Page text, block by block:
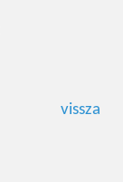
vissza